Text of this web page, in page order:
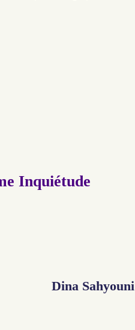
Inquiétude
Dina Sahyouni